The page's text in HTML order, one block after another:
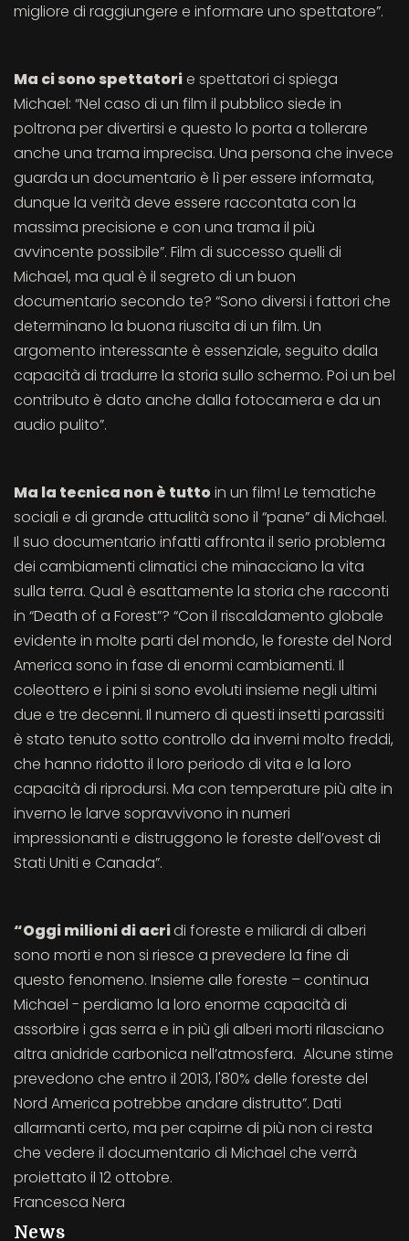
migliore di raggiungere e informare uno spettatore”.
Ma ci sono spettatorie spettatori ci spiega
Michael: “Nel caso di un film il pubblico siede in
poltrona per divertirsi e questo lo porta a tollerare
anche una trama imprecisa. Una persona che invece
guarda un documentario è lì per essere informata,
dunque la verità deve essere raccontata con la
massima precisione e con una trama il più
avvincente possibile”. Film di successo quelli di
Michael, ma qual è il segreto di un buon
documentario secondo te? “Sono diversi i fattori che
determinano la buona riuscita di un film. Un
argomento interessante è essenziale, seguito dalla
capacità di tradurre la storia sullo schermo. Poi un bel
contributo è dato anche dalla fotocamera e da un
audio pulito”.
Ma la tecnica non è tuttoin un film! Le tematiche
sociali e di grande attualità sono il “pane” di Michael.
Il suo documentario infatti affronta il serio problema
dei cambiamenti climatici che minacciano la vita
sulla terra. Qual è esattamente la storia che racconti
in “Death of a Forest”? “Con il riscaldamento globale
evidente in molte parti del mondo, le foreste del Nord
America sono in fase di enormi cambiamenti. Il
coleottero e i pini si sono evoluti insieme negli ultimi
due e tre decenni. Il numero di questi insetti parassiti
è stato tenuto sotto controllo da inverni molto freddi,
che hanno ridotto il loro periodo di vita e la loro
capacità di riprodursi. Ma con temperature più alte in
inverno le larve sopravvivono in numeri
impressionanti e distruggono le foreste dell’ovest di
Stati Uniti e Canada”.
“Oggi milioni di acridi foreste e miliardi di alberi
sono morti e non si riesce a prevedere la fine di
questo fenomeno. Insieme alle foreste – continua
Michael - perdiamo la loro enorme capacità di
assorbire i gas serra e in più gli alberi morti rilasciano
altra anidride carbonica nell’atmosfera. Alcune stime
prevedono che entro il 2013, l'80% delle foreste del
Nord America potrebbe andare distrutto”. Dati
allarmanti certo, ma per capirne di più non ci resta
che vedere il documentario di Michael che verrà
proiettato il 12 ottobre.
Francesca Nera
News